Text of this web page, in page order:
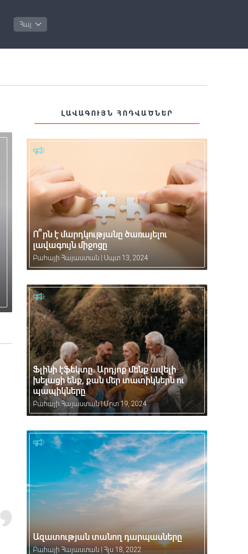
Հայ
ԼԱՎԱԳՈՒՅՆ ՀՈԴՎԱԾՆԵՐ
Ո՞րն է մարդկությանը ծառայելու
լավագույն միջոցը
Բահայի Հայաստան Սպտ 13, 2024
Ֆլինի էֆեկտը. Արդյոք մենք ավելի
խելացի ենք, քան մեր տատիկներն ու
պապիկները
Բահայի Հայաստան|Մրտ 19, 2024
Ազատության տանող դարպասները
Բահայի Հայաստան|Հլս 18, 2022